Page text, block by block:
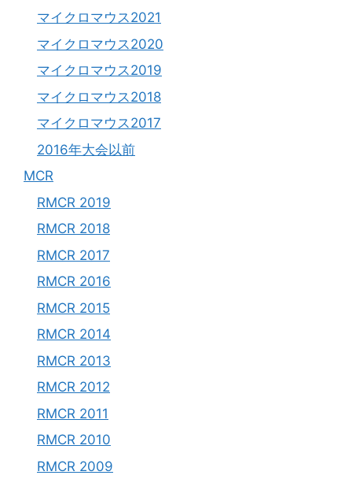
マイクロマウス2021
マイクロマウス2020
マイクロマウス2019
マイクロマウス2018
マイクロマウス2017
2016年大会以前
MCR
RMCR 2019
RMCR 2018
RMCR 2017
RMCR 2016
RMCR 2015
RMCR 2014
RMCR 2013
RMCR 2012
RMCR 2011
RMCR 2010
RMCR 2009